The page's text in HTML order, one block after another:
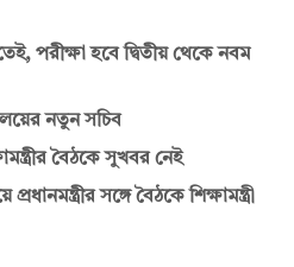
পরীক্ষা হবে দ্বিতীয় থেকে নবম
নতুন সচিব
বৈঠকে সুখবর নেই
সঙ্গে বৈঠকে শিক্ষামন্ত্রী